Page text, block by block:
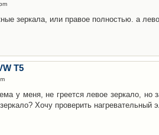
зеркала, или правое полностью. а
T5
у меня, не греется левое зеркало, но
Хочу проверить нагревательный